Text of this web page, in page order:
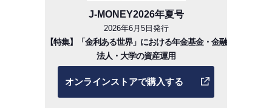
J-MONEY2026年夏号
2026年6月5日発行
【特集】「金利ある世界」における年金基金・金融
法人・大学の資産運用
オンラインストアで購入する